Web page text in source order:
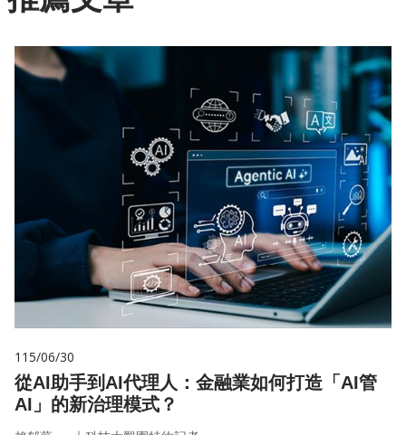
115/06/30
從AI助手到AI代理人：金融業如何打造「AI管
AI」的新治理模式？